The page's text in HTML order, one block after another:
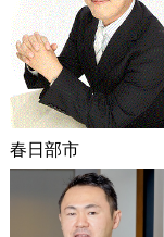
春日部市